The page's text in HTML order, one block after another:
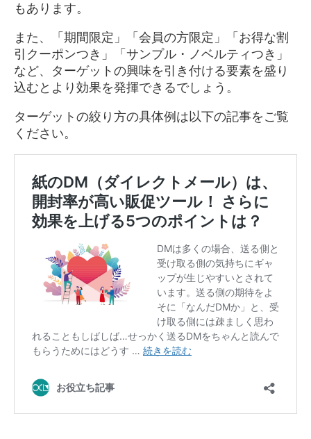
もあります。
また、「期間限定」「会員の方限定」「お得な割
引クーポンつき」「サンプル・ノベルティつき」
など、ターゲットの興味を引き付ける要素を盛り
込むとより効果を発揮できるでしょう。
ターゲットの絞り方の具体例は以下の記事をご覧
ください。